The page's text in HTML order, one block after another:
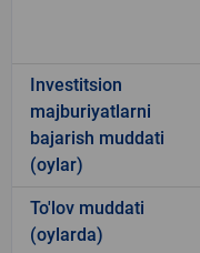
Investitsion
majburiyatlarni
bajarish muddati
(oylar)
To'lov muddati
(oylarda)